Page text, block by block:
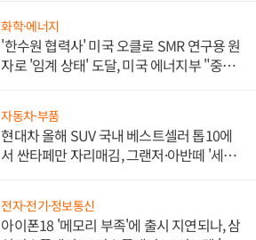
화학·에너지
'한수원 협력사' 미국 오클로 SMR 연구용 원
자로 '임계 상태' 도달, 미국 에너지부 "중요
자동차·부품
현대차 올해 SUV 국내 베스트셀러 톱10에
서 싼타페만 자리매김, 그랜저·아반떼 '세단
전자·전기·정보통신
아이폰18 '메모리 부족'에 출시 지연되나, 삼